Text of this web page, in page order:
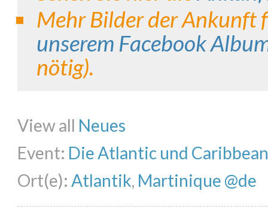
Mehr Bilder der Ankunft
unserem Facebook
nötig).
View all Neues
Event: Die Atlantic und
Ort(e): Atlantik, Martinique @de